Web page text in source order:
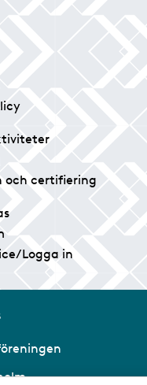
och certifiering
Logga in